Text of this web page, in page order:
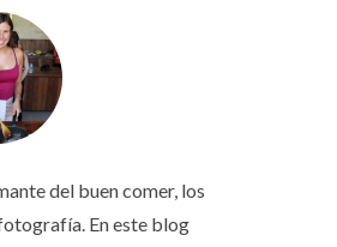
del buen comer, los
En este blog